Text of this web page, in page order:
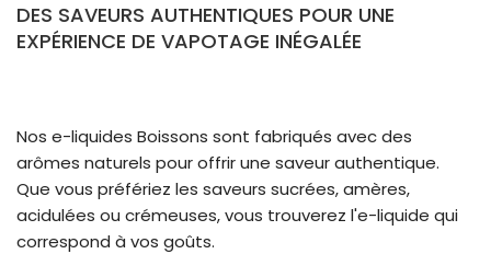
DES SAVEURS AUTHENTIQUES POUR UNE
EXPÉRIENCE DE VAPOTAGE INÉGALÉE
Nos e-liquides Boissons sont fabriqués avec des
arômes naturels pour offrir une saveur authentique.
Que vous préfériez les saveurs sucrées, amères,
acidulées ou crémeuses, vous trouverez l'e-liquide qui
correspond à vos goûts.